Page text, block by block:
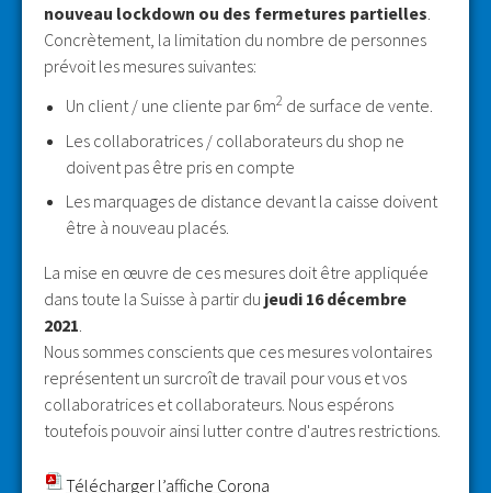
nouveau lockdown ou des fermetures partielles.
Concrètement, la limitation du nombre de personnes
prévoit les mesures suivantes:
Un client / une cliente par 6m2 de surface de vente.
Les collaboratrices / collaborateurs du shop ne
doivent pas être pris en compte
Les marquages de distance devant la caisse doivent
être à nouveau placés.
La mise en œuvre de ces mesures doit être appliquée
dans toute la Suisse à partir du jeudi 16 décembre
2021
Nous sommes conscients que ces mesures volontaires
représentent un surcroît de travail pour vous et vos
collaboratrices et collaborateurs. Nous espérons
toutefois pouvoir ainsi lutter contre d'autres restrictions.
Télécharger l’affiche Corona